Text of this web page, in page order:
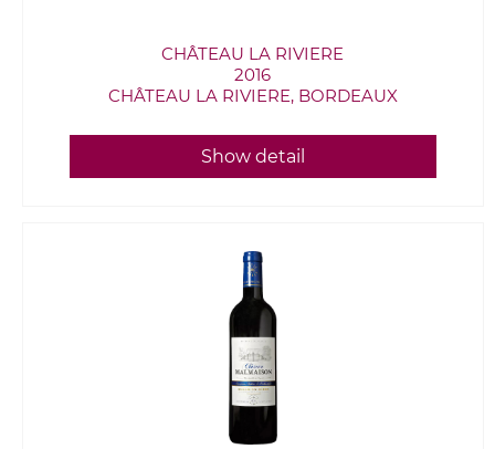
CHÂTEAU LA RIVIERE
2016
CHÂTEAU LA RIVIERE, BORDEAUX
Show detail